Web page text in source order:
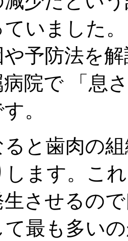
いました。
や予防法を
院で 「息
。
と歯肉の
ます。こ
させるの
最も多い